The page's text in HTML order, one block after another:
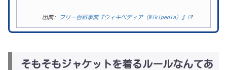
出典: フリー百科事典『ウィキペディア（Wikipedia）』
そもそもジャケットを着るルールなんてあ